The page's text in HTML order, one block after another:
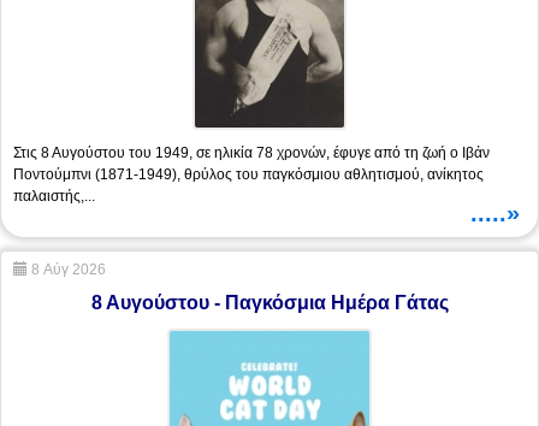
Στις 8 Αυγούστου του 1949, σε ηλικία 78 χρονών, έφυγε από τη ζωή ο Ιβάν
Ποντούμπνι (1871-1949), θρύλος του παγκόσμιου αθλητισμού, ανίκητος
παλαιστής,...
.....»
8 Αύγ 2026
8 Αυγούστου - Παγκόσμια Ημέρα Γάτας